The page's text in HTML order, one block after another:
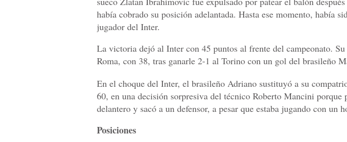
había cobrado su posición adelantada. Hasta ese momento, había
jugador del Inter.
La victoria dejó al Inter con 45 puntos al frente del campeonato. Su
Roma, con 38, tras ganarle 2-1 al Torino con un gol del brasileño
En el choque del Inter, el brasileño Adriano sustituyó a su
60, en una decisión sorpresiva del técnico Roberto Mancini porque
delantero y sacó a un defensor, a pesar que estaba jugando con un
Posiciones